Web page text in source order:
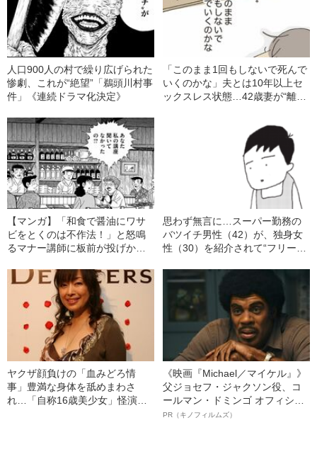
人口900人の村で繰り広げられた
惨劇、これが“絶望”「鵜頭川村事
件」《連続ドラマ化決定》
「このまま1回もしないで死んで
いくのかな」夫とは10年以上セ
ックスレス状態…42歳妻が“離
【マンガ】「和食で醤油にワサ
ビをとくのは不作法！」と怒鳴
るマナー講師に板前が投げかけ
思わず無言に…スーパー勤務の
バツイチ男性（42）が、独身女
性（30）を紹介されて“フリー
ヤクザ顔負けの「血みどろ情
事」豊満な身体を舐めまわさ
れ…「自称16歳美少女」怪演
《映画『Michael／マイケル』》
父ジョセフ・ジャクソン役、コ
ールマン・ドミンゴ オフィシャ
ルインタビュー“観客を魅了した
PR（キノフィルムズ）